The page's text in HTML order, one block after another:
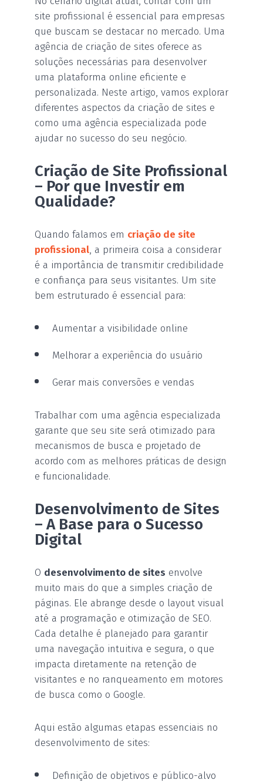
site profissional é essencial para empresas
que buscam se destacar no mercado. Uma
agência de criação de sites oferece as
soluções necessárias para desenvolver
uma plataforma online eficiente e
personalizada. Neste artigo, vamos explorar
diferentes aspectos da criação de sites e
como uma agência especializada pode
ajudar no sucesso do seu negócio.
Criação de Site Profissional
– Por que Investir em
Qualidade?
Quando falamos em criação de site
profissional, a primeira coisa a considerar
é a importância de transmitir credibilidade
e confiança para seus visitantes. Um site
bem estruturado é essencial para:
Aumentar a visibilidade online
Melhorar a experiência do usuário
Gerar mais conversões e vendas
Trabalhar com uma agência especializada
garante que seu site será otimizado para
mecanismos de busca e projetado de
acordo com as melhores práticas de design
e funcionalidade.
Desenvolvimento de Sites
– A Base para o Sucesso
Digital
O desenvolvimento de sites envolve
muito mais do que a simples criação de
páginas. Ele abrange desde o layout visual
até a programação e otimização de SEO.
Cada detalhe é planejado para garantir
uma navegação intuitiva e segura, o que
impacta diretamente na retenção de
visitantes e no ranqueamento em motores
de busca como o Google.
Aqui estão algumas etapas essenciais no
desenvolvimento de sites:
Definição de objetivos e público-alvo